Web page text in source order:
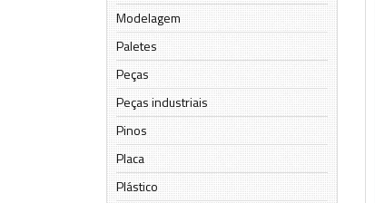
Modelagem
Paletes
Peças
Peças industriais
Pinos
Placa
Plástico